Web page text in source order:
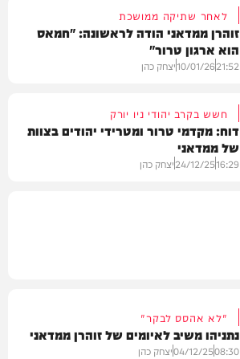
לאחר שתיקה ממושכת
זוהרן ממדאני הודה לראשונה: "חמאס
הוא ארגון טרור"
21:52
10/01/26יצחק כהן
חשש בקרב יהודי ניו יורק
דוח: מקדמי טרור ומטרידי יהודים בצוות
של ממדאני
16:29
24/12/25יצחק כהן
"לא אהסס לבקר"
נתניהו משיב לאיומים של זוהרן ממדאני
08:30
04/12/25יצחק כהן